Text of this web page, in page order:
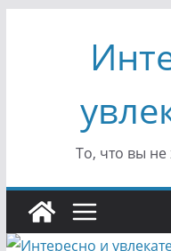
содержимому
То, что вы не